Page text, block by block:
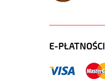
E-PŁATNOŚCI